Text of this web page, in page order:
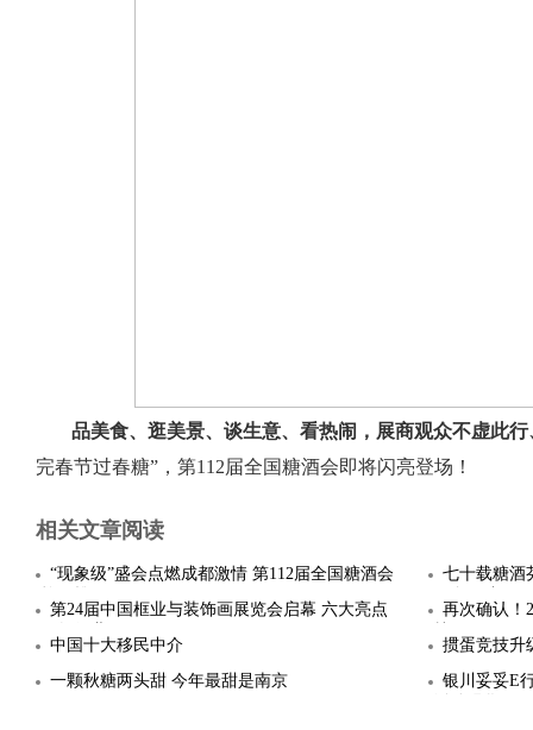
品美食、逛美景、谈生意、看热闹，展商观众不虚此行
完春节过春糖”，第112届全国糖酒会即将闪亮登场！
相关文章阅读
“现象级”盛会点燃成都激情 第112届全国糖酒会
七十载糖
第24届中国框业与装饰画展览会启幕 六大亮点
再次确认！
中国十大移民中介
掼蛋竞技升
一颗秋糖两头甜 今年最甜是南京
银川妥妥E